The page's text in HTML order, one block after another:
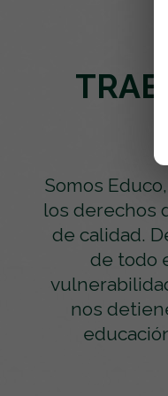
Somos
los derechos
de calidad.
de todo
nos